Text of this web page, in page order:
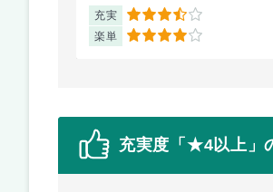
充実 3.5
楽単 4
充実度「★4以上」